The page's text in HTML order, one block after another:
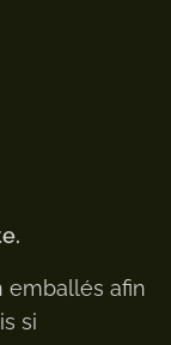
emballés afin
si